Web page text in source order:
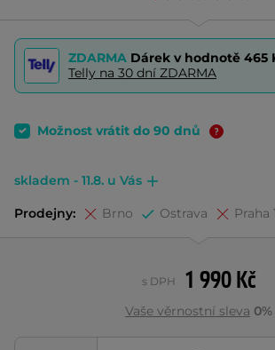
ZDARMA Dárek v hodnotě 465
Telly na 30 dní ZDARMA
Možnost vrátit do 90 dnů
skladem - 11.8. u Vás
Prodejny: Brno Ostrava Praha
1 990 Kč
s DPH
Vaše věrnostní sleva 0%